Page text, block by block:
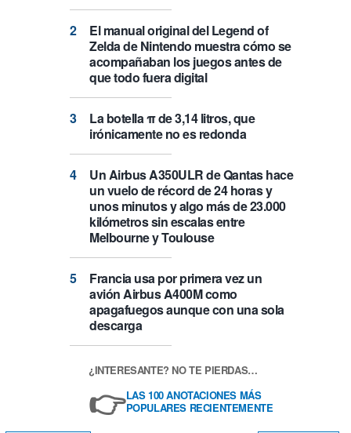
El manual original del Legend of
Zelda de Nintendo muestra cómo se
acompañaban los juegos antes de
que todo fuera digital
La botella π de 3,14 litros, que
irónicamente no es redonda
Un Airbus A350ULR de Qantas hace
un vuelo de récord de 24 horas y
unos minutos y algo más de 23.000
kilómetros sin escalas entre
Melbourne y Toulouse
Francia usa por primera vez un
avión Airbus A400M como
apagafuegos aunque con una sola
descarga
¿INTERESANTE? NO TE PIERDAS…
👉LAS 100 ANOTACIONES MÁS
POPULARES RECIENTEMENTE